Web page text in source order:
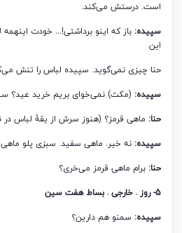
است. درستش می‌کند.
سپیده: باز که اینو برداشتی!… خودت
این
حنا چیزی نمی‌گوید. سپیده لباس را تنش
سپیده: (مکث) نمی‌خوای بریم خرید عید؟
حنا: ماهی قرمز؟ (هنوز سرش از یقۀ لباس در
سپیده: نه خیر. ماهی سفید. سبزی پلو
حنا: برام ماهی قرمز می‌خری؟
5- روز – خارجی – بساط هفت سین
سپیده: سمنو هم دارین؟